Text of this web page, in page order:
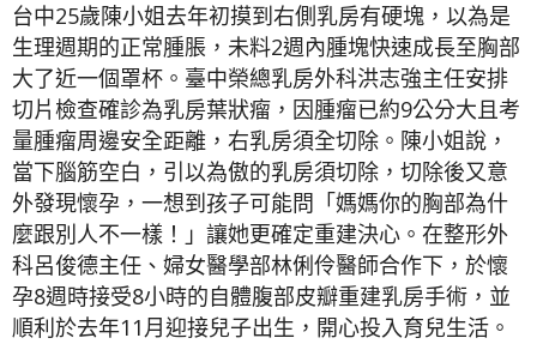
台中25歲陳小姐去年初摸到右側乳房有硬塊，以為是
生理週期的正常腫脹，未料2週內腫塊快速成長至胸部
大了近一個罩杯。臺中榮總乳房外科洪志強主任安排
切片檢查確診為乳房葉狀瘤，因腫瘤已約9公分大且考
量腫瘤周邊安全距離，右乳房須全切除。陳小姐說，
當下腦筋空白，引以為傲的乳房須切除，切除後又意
外發現懷孕，一想到孩子可能問「媽媽你的胸部為什
麼跟別人不一樣！」讓她更確定重建決心。在整形外
科呂俊德主任、婦女醫學部林俐伶醫師合作下，於懷
孕8週時接受8小時的自體腹部皮瓣重建乳房手術，並
順利於去年11月迎接兒子出生，開心投入育兒生活。